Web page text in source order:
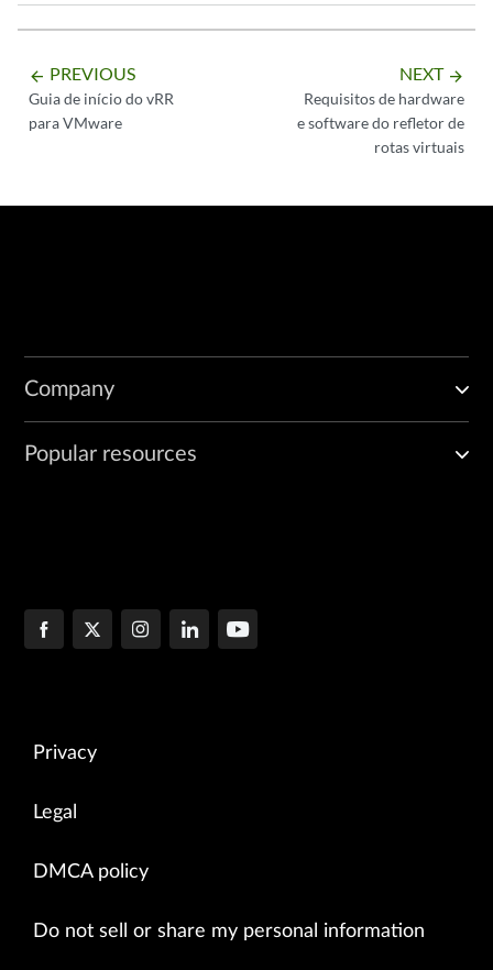
arrow_backward PREVIOUS
Guia de início do vRR
para VMware
NEXT arrow_forward
Requisitos de hardware
e software do refletor de
rotas virtuais
Company
Popular resources
Privacy
Legal
DMCA policy
Do not sell or share my personal information